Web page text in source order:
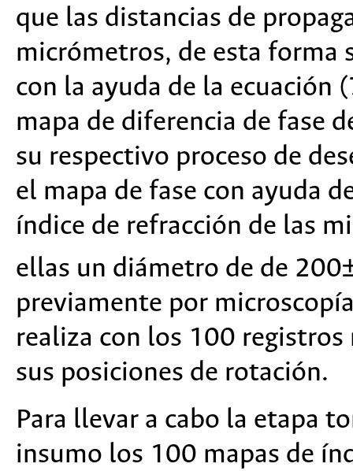
que las distancias de
micrómetros, de esta forma
con la ayuda de la ecuación
mapa de diferencia de fase
su respectivo proceso de
el mapa de fase con ayuda
índice de refracción de las
ellas un diámetro de de
previamente por
realiza con los 100
sus posiciones de rotación.
Para llevar a cabo la etapa
insumo los 100 mapas de